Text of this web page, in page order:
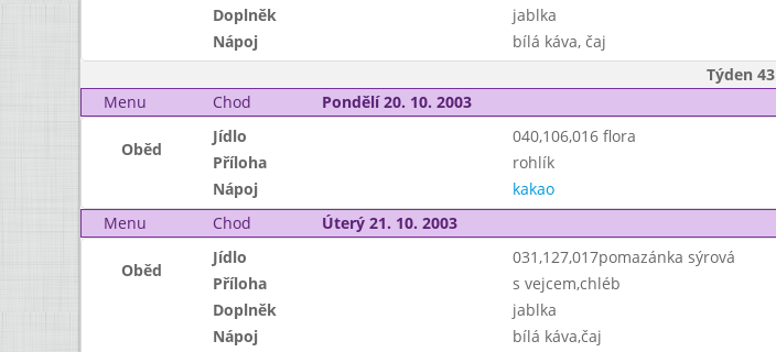
Doplněk
jablka
Nápoj
bílá káva, čaj
Týden 43
Menu
Chod Pondělí 20. 10. 2003
Oběd
Jídlo
040,106,016 flora
Příloha
rohlík
Nápoj
kakao
Menu
Chod Úterý 21. 10. 2003
Oběd
Jídlo
031,127,017pomazánka sýrová
Příloha
s vejcem,chléb
Doplněk
jablka
Nápoj
bílá káva,čaj